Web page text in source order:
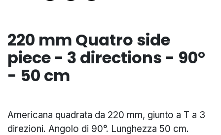
220 mm Quatro side
piece - 3 directions - 90°
- 50 cm
Americana quadrata da 220 mm, giunto a T a 3
direzioni. Angolo di 90°. Lunghezza 50 cm.